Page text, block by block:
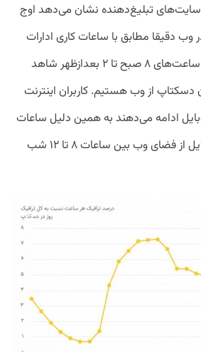
تبلیغ‌دهنده نشان می‌دهد اوج
وب دقیقا مطابق با ساعات کاری ادارات
است. به این ترتیب بین ساعت‌های ۸ صبح تا ۲ بعد‌ازظهر شاهد
دسکتاپ از وب هستیم. کاربران اینترنت
ادامه می‌دهند به همین دلیل ساعات
اوج استفاده کاربران موبایل از فضای وب بین ساعات ۸ تا ۱۲ شب